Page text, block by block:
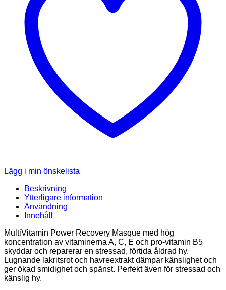
Lägg i min önskelista
Beskrivning
Ytterligare information
Användning
Innehåll
MultiVitamin Power Recovery Masque med hög
koncentration av vitaminerna A, C, E och pro-vitamin B5
skyddar och reparerar en stressad, förtida åldrad hy.
Lugnande lakritsrot och havreextrakt dämpar känslighet och
ger ökad smidighet och spänst. Perfekt även för stressad och
känslig hy.